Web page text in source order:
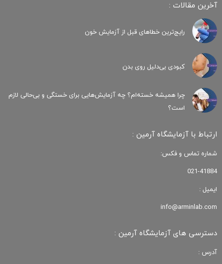
آخرین مقالات :
رایج‌ترین خطاهای قبل از آزمایش خون
کبودی‌ بی‌دلیل روی بدن
چرا همیشه خسته‌ام؟ چه آزمایش‌هایی برای خستگی و بی‌حالی لازم
است؟
ارتباط با آزمایشگاه آرمین :
شماره تماس و فکس:
021-41884
ایمیل :
info@arminlab.com
دسترسی های آزمایشگاه آرمین :
آدرس :